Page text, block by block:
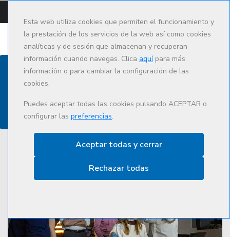
Esta web utiliza cookies que permiten el funcionamiento y
la prestación de los servicios de la web así como cookies
analíticas y de sesión que almacenan y recuperan
información cuando navegas. Clica aquípara más
información o para cambiar la configuración de las
cookies.
Puedes aceptar todas las cookies pulsando ACEPTAR o
configurar las preferencias.
Aceptar todas y cerrar
Rechazar todas
Actualidad